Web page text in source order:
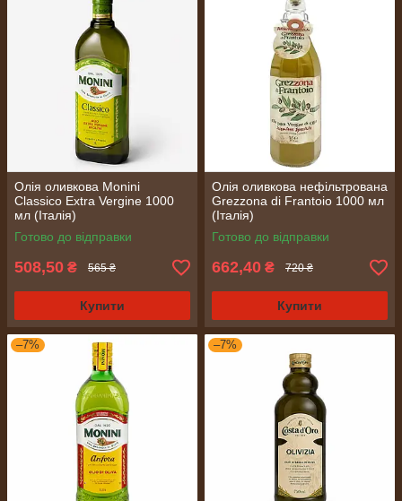
Олія оливкова Monini
Classico Extra Vergine 1000
мл (Італія)
Готово до відправки
508,50 ₴ 565 ₴
Купити
Олія оливкова нефільтрована
Grezzona di Frantoio 1000 мл
(Італія)
Готово до відправки
662,40 ₴ 720 ₴
Купити
–7% –7%